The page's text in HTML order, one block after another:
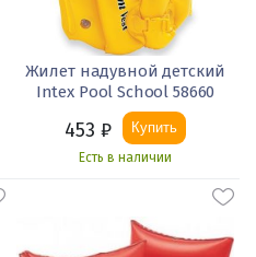
Жилет надувной детский
Intex Pool School 58660
453 ₽ Купить
Есть в наличии